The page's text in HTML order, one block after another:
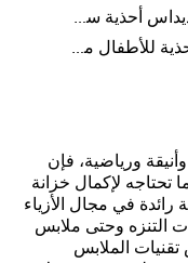
اديداس أحذية سوبرنوفا للرجال
أحذية للأطفال من 8 إلى 16 سنة
ورياضية، فإن
لإكمال خزانة
في مجال الأزياء
التنزه وحتى ملابس
تقنيات الملابس